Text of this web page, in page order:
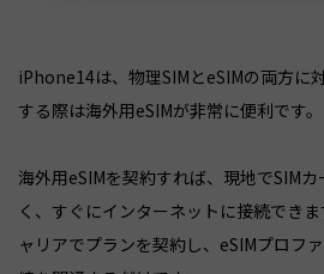
iPhone14は、物理SIMとeSIMの両方に
する際は海外用eSIMが非常に便利です。
海外用eSIMを契約すれば、現地でSIM
く、すぐにインターネットに接続でき
ャリアでプランを契約し、eSIMプロフ